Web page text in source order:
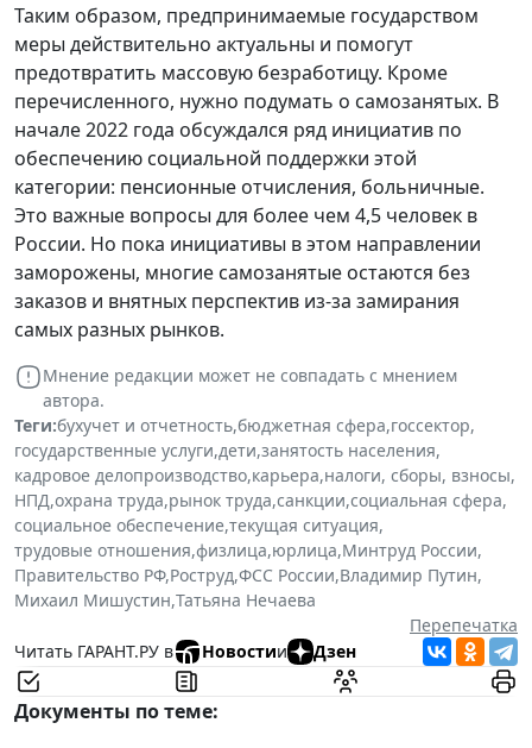
Таким образом, предпринимаемые государством
меры действительно актуальны и помогут
предотвратить массовую безработицу. Кроме
перечисленного, нужно подумать о самозанятых. В
начале 2022 года обсуждался ряд инициатив по
обеспечению социальной поддержки этой
категории: пенсионные отчисления, больничные.
Это важные вопросы для более чем 4,5 человек в
России. Но пока инициативы в этом направлении
заморожены, многие самозанятые остаются без
заказов и внятных перспектив из-за замирания
самых разных рынков.
Мнение редакции может не совпадать с мнением
автора.
Теги:бухучет и отчетность,бюджетная сфера,госсектор,
государственные услуги,дети,занятость населения,
кадровое делопроизводство,карьера,налоги, сборы, взносы,
НПД,охрана труда,рынок труда,санкции,социальная сфера,
социальное обеспечение,текущая ситуация,
трудовые отношения,физлица,юрлица,Минтруд России,
Правительство РФ,Роструд,ФСС России,Владимир Путин,
Михаил Мишустин,Татьяна Нечаева
Перепечатка
Читать ГАРАНТ.РУ в
Новостии Дзен
Документы по теме: